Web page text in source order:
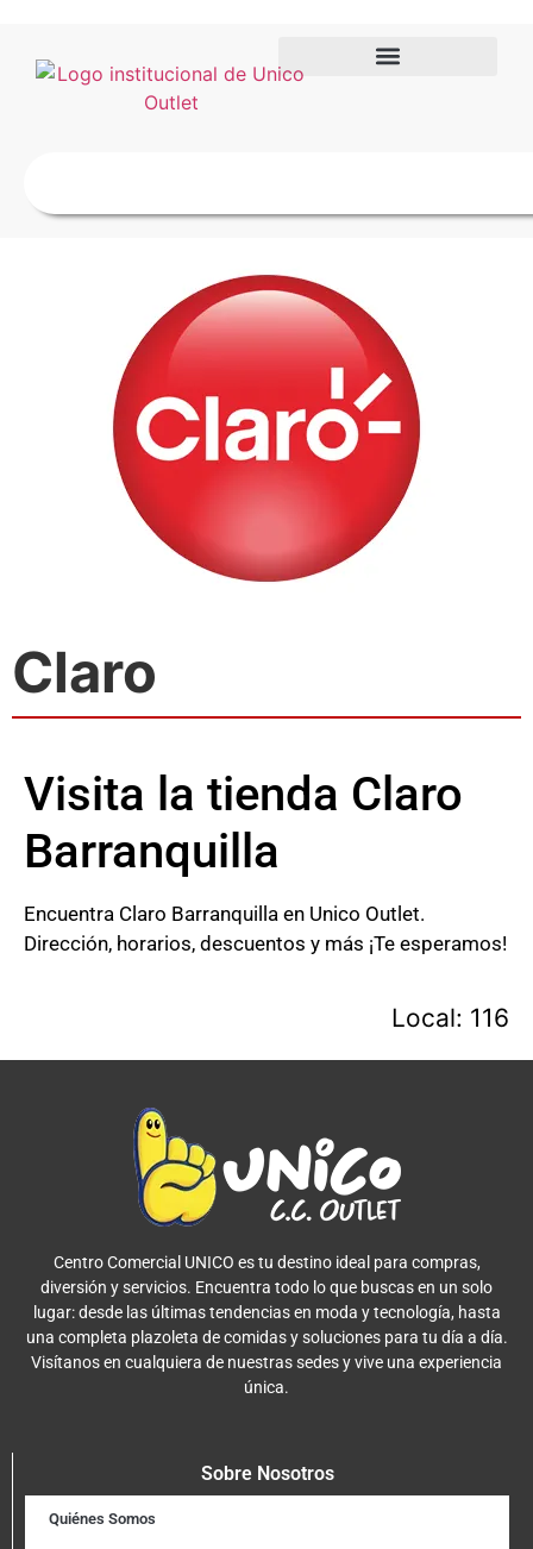
Claro
Visita la tienda Claro
Barranquilla
Encuentra Claro Barranquilla en Unico Outlet.
Dirección, horarios, descuentos y más ¡Te esperamos!
Local: 116
Centro Comercial UNICO es tu destino ideal para compras,
diversión y servicios. Encuentra todo lo que buscas en un solo
lugar: desde las últimas tendencias en moda y tecnología, hasta
una completa plazoleta de comidas y soluciones para tu día a día.
Visítanos en cualquiera de nuestras sedes y vive una experiencia
única.
Sobre Nosotros
Quiénes Somos